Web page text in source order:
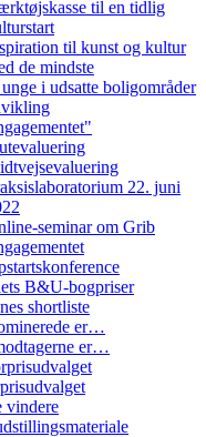
til en tidlig
til kunst og kultur
de mindste
i udsatte boligområder
22. juni
seminar om Grib
B&U-bogpriser
shortliste
er…
er…
vindere